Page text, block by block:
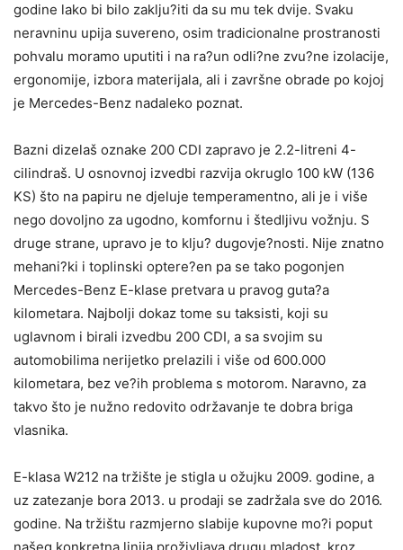
godine lako bi bilo zaklju?iti da su mu tek dvije. Svaku
neravninu upija suvereno, osim tradicionalne prostranosti
pohvalu moramo uputiti i na ra?un odli?ne zvu?ne izolacije,
ergonomije, izbora materijala, ali i završne obrade po kojoj
je Mercedes-Benz nadaleko poznat.
Bazni dizelaš oznake 200 CDI zapravo je 2.2-litreni 4-
cilindraš. U osnovnoj izvedbi razvija okruglo 100 kW (136
KS) što na papiru ne djeluje temperamentno, ali je i više
nego dovoljno za ugodno, komfornu i štedljivu vožnju. S
druge strane, upravo je to klju? dugovje?nosti. Nije znatno
mehani?ki i toplinski optere?en pa se tako pogonjen
Mercedes-Benz E-klase pretvara u pravog guta?a
kilometara. Najbolji dokaz tome su taksisti, koji su
uglavnom i birali izvedbu 200 CDI, a sa svojim su
automobilima nerijetko prelazili i više od 600.000
kilometara, bez ve?ih problema s motorom. Naravno, za
takvo što je nužno redovito održavanje te dobra briga
vlasnika.
E-klasa W212 na tržište je stigla u ožujku 2009. godine, a
uz zatezanje bora 2013. u prodaji se zadržala sve do 2016.
godine. Na tržištu razmjerno slabije kupovne mo?i poput